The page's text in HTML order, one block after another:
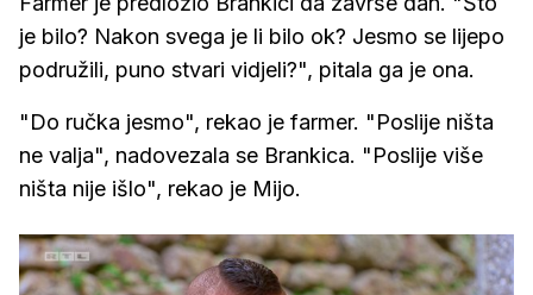
je bilo? Nakon svega je li bilo ok? Jesmo se lijepo
podružili, puno stvari vidjeli?", pitala ga je ona.
"Do ručka jesmo", rekao je farmer. "Poslije ništa
ne valja", nadovezala se Brankica. "Poslije više
ništa nije išlo", rekao je Mijo.